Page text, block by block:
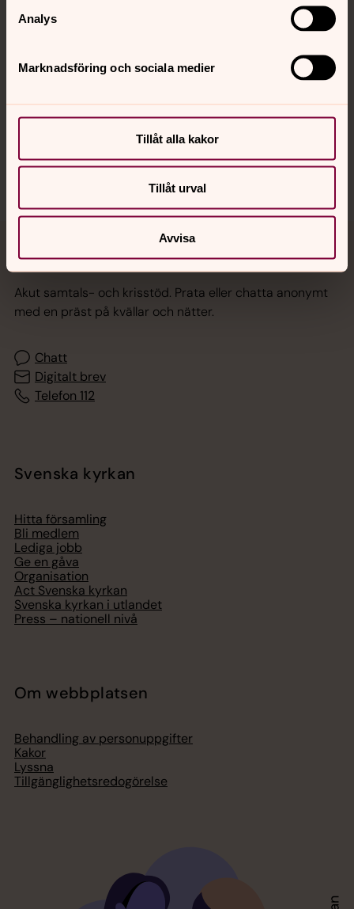
Analys
Marknadsföring och sociala medier
Tillåt alla kakor
Tillåt urval
Avvisa
Kalender
Hitta snabbt
Jourhavande präst
Akut samtals- och krisstöd. Prata eller chatta anonymt
med en präst på kvällar och nätter.
Chatt
Digitalt brev
Telefon 112
Svenska kyrkan
Hitta församling
Bli medlem
Lediga jobb
Ge en gåva
Organisation
Act Svenska kyrkan
Svenska kyrkan i utlandet
Press – nationell nivå
Om webbplatsen
Behandling av personuppgifter
Kakor
Lyssna
Tillgänglighetsredogörelse